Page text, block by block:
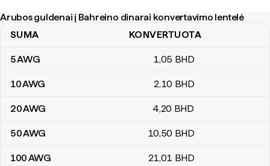
Arubos guldenai į Bahreino dinarai konvertavimo lentelė
Arubos guldenai į Bahreino dinarai konvertavimo lentelė
SUMA KONVERTUOTA
5AWG 1,05 BHD
10AWG 2,10 BHD
20AWG 4,20 BHD
50AWG 10,50 BHD
100AWG 21,01 BHD